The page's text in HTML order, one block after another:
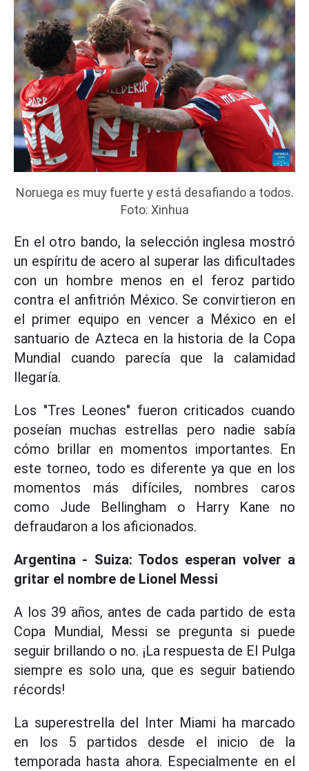
Noruega es muy fuerte y está desafiando a todos.
Foto: Xinhua
En el otro bando, la selección inglesa mostró
un espíritu de acero al superar las dificultades
con un hombre menos en el feroz partido
contra el anfitrión México. Se convirtieron en
el primer equipo en vencer a México en el
santuario de Azteca en la historia de la Copa
Mundial cuando parecía que la calamidad
llegaría.
Los "Tres Leones" fueron criticados cuando
poseían muchas estrellas pero nadie sabía
cómo brillar en momentos importantes. En
este torneo, todo es diferente ya que en los
momentos más difíciles, nombres caros
como Jude Bellingham o Harry Kane no
defraudaron a los aficionados.
Argentina - Suiza: Todos esperan volver a
gritar el nombre de Lionel Messi
A los 39 años, antes de cada partido de esta
Copa Mundial, Messi se pregunta si puede
seguir brillando o no. ¡La respuesta de El Pulga
siempre es solo una, que es seguir batiendo
récords!
La superestrella del Inter Miami ha marcado
en los 5 partidos desde el inicio de la
temporada hasta ahora. Especialmente en el